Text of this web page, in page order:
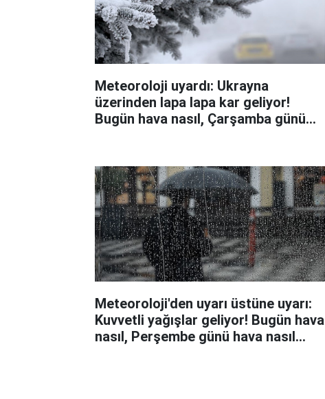
Meteoroloji uyardı: Ukrayna
üzerinden lapa lapa kar geliyor!
Bugün hava nasıl, Çarşamba günü
Meteoroloji'den uyarı üstüne uyarı:
Kuvvetli yağışlar geliyor! Bugün hava
nasıl, Perşembe günü hava nasıl